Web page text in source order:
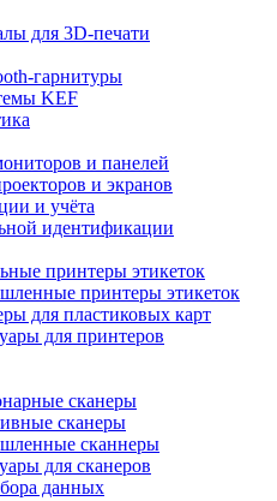
для 3D-печати
гарнитуры
KEF
и панелей
и экранов
и учёта
идентификации
принтеры этикеток
принтеры этикеток
для пластиковых карт
для принтеров
сканеры
сканеры
сканнеры
для сканеров
данных